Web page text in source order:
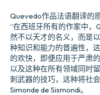
Quevedo作品法语翻译的
“在西班牙所有的作家中
然不以天才的名义，而是
种知识和能力的普遍性，
的欢快，即便应用于严肃
以及这种在所有领域同时
刺武器的技巧，这种将社
Simonde de Sismondi。